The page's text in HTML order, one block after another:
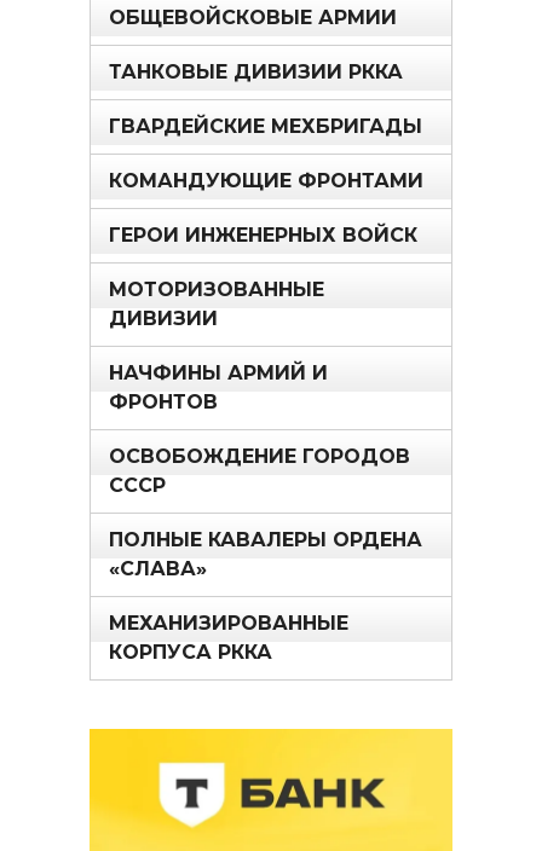
ОБЩЕВОЙСКОВЫЕ АРМИИ
ТАНКОВЫЕ ДИВИЗИИ РККА
ГВАРДЕЙСКИЕ МЕХБРИГАДЫ
КОМАНДУЮЩИЕ ФРОНТАМИ
ГЕРОИ ИНЖЕНЕРНЫХ ВОЙСК
МОТОРИЗОВАННЫЕ
ДИВИЗИИ
НАЧФИНЫ АРМИЙ И
ФРОНТОВ
ОСВОБОЖДЕНИЕ ГОРОДОВ
СССР
ПОЛНЫЕ КАВАЛЕРЫ ОРДЕНА
«СЛАВА»
МЕХАНИЗИРОВАННЫЕ
КОРПУСА РККА